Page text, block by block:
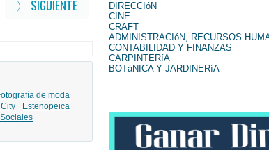
〉 SIGUIENTE
de moda
Estenopeica
DIRECCIóN
CINE
CRAFT
ADMINISTRACIóN, RECURSOS
CONTABILIDAD Y FINANZAS
CARPINTERíA
BOTáNICA Y JARDINERíA